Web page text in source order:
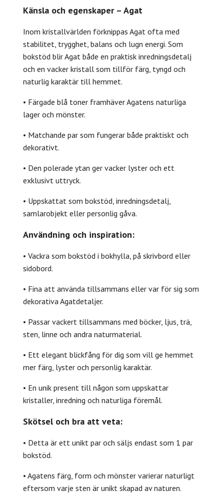
Känsla och egenskaper – Agat
Inom kristallvärlden förknippas Agat ofta med
stabilitet, trygghet, balans och lugn energi. Som
bokstöd blir Agat både en praktisk inredningsdetalj
och en vacker kristall som tillför färg, tyngd och
naturlig karaktär till hemmet.
• Färgade blå toner framhäver Agatens naturliga
lager och mönster.
• Matchande par som fungerar både praktiskt och
dekorativt.
• Den polerade ytan ger vacker lyster och ett
exklusivt uttryck.
• Uppskattat som bokstöd, inredningsdetalj,
samlarobjekt eller personlig gåva.
Användning och inspiration:
• Vackra som bokstöd i bokhylla, på skrivbord eller
sidobord.
• Fina att använda tillsammans eller var för sig som
dekorativa Agatdetaljer.
• Passar vackert tillsammans med böcker, ljus, trä,
sten, linne och andra naturmaterial.
• Ett elegant blickfång för dig som vill ge hemmet
mer färg, lyster och personlig karaktär.
• En unik present till någon som uppskattar
kristaller, inredning och naturliga föremål.
Skötsel och bra att veta:
• Detta är ett unikt par och säljs endast som 1 par
bokstöd.
• Agatens färg, form och mönster varierar naturligt
eftersom varje sten är unikt skapad av naturen.